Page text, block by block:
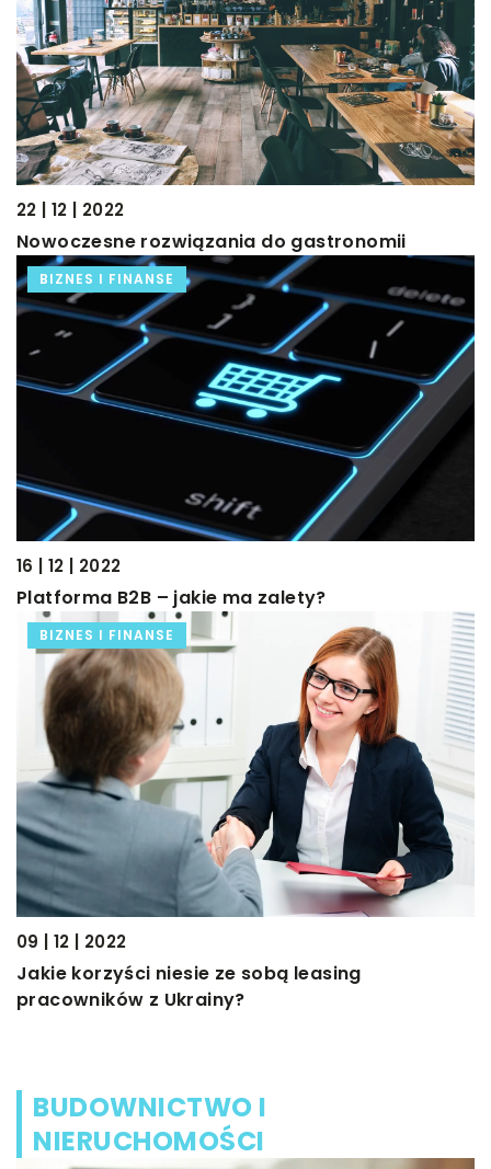
22 | 12 | 2022
Nowoczesne rozwiązania do gastronomii
BIZNES I FINANSE
16 | 12 | 2022
Platforma B2B – jakie ma zalety?
BIZNES I FINANSE
09 | 12 | 2022
Jakie korzyści niesie ze sobą leasing
pracowników z Ukrainy?
BUDOWNICTWO I
NIERUCHOMOŚCI